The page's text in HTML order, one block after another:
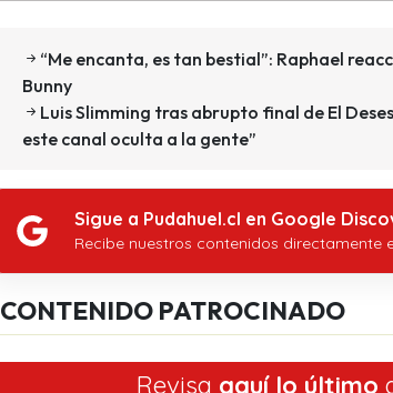
“Me encanta, es tan bestial”: Raphael
Bunny
Luis Slimming tras abrupto final de El
este canal oculta a la gente”
Sigue a Pudahuel.cl en Google
Recibe nuestros contenidos directamente
CONTENIDO PATROCINADO
Revisa aquí lo último